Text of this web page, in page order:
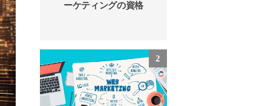
ーケティングの資格